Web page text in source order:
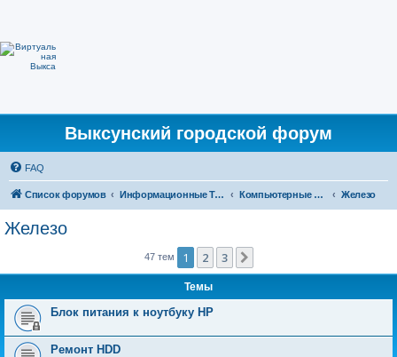
Выксунский городской форум
FAQ
Список форумов Информационные Технологии Компьютерные и интернет технологиии Железо
Железо
47 тем 1 2 3
Темы
Блок питания к ноутбуку HP
Ремонт HDD